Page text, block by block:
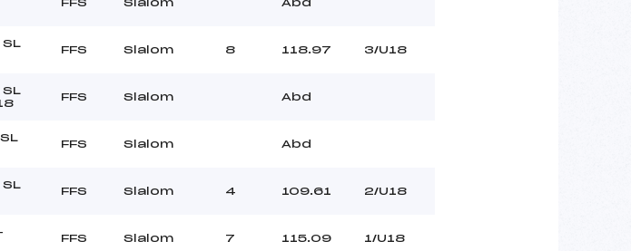
FFS Slalom Abd
FFS Slalom 8 118.97 3/U18
FFS Slalom Abd
FFS Slalom Abd
FFS Slalom 4 109.61 2/U18
FFS Slalom 7 115.09 1/U18